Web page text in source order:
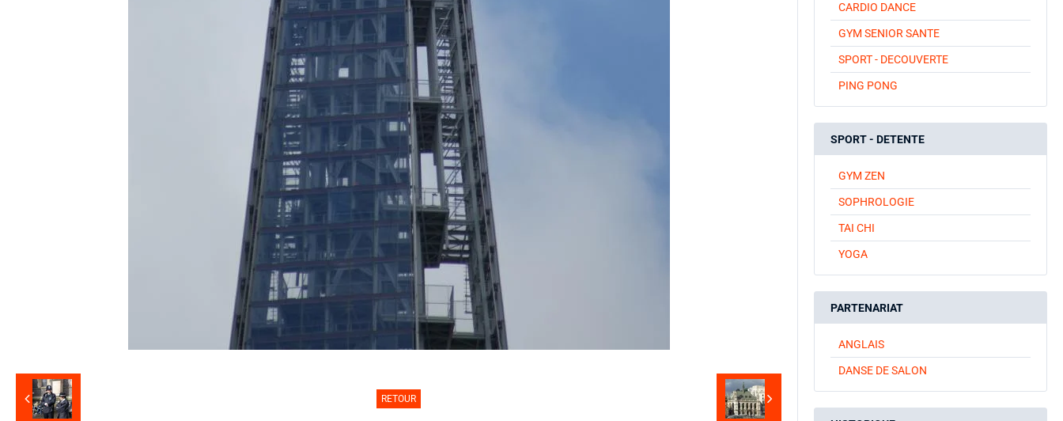
RETOUR
CARDIO DANCE
GYM SENIOR SANTE
SPORT - DECOUVERTE
PING PONG
SPORT - DETENTE
GYM ZEN
SOPHROLOGIE
TAI CHI
YOGA
PARTENARIAT
ANGLAIS
DANSE DE SALON